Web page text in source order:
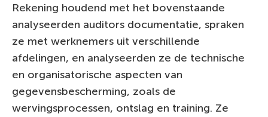
Rekening houdend met het bovenstaande
analyseerden auditors documentatie, spraken
ze met werknemers uit verschillende
afdelingen, en analyseerden ze de technische
en organisatorische aspecten van
gegevensbescherming, zoals de
wervingsprocessen, ontslag en training. Ze